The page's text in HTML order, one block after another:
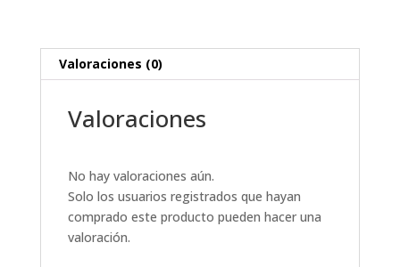
Valoraciones (0)
Valoraciones
No hay valoraciones aún.
Solo los usuarios registrados que hayan
comprado este producto pueden hacer una
valoración.